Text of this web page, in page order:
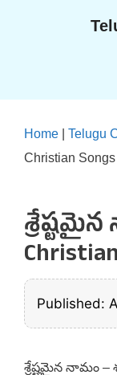
Home Telugu
Christian
Published:
శ్రేష్టమైన నామం –